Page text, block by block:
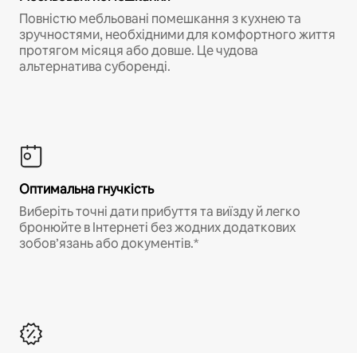
Повністю мебльовані помешкання з кухнею та
зручностями, необхідними для комфортного життя
протягом місяця або довше. Це чудова
альтернатива суборенді.
Оптимальна гнучкість
Виберіть точні дати прибуття та виїзду й легко
бронюйте в Інтернеті без жодних додаткових
зобов’язань або документів.*